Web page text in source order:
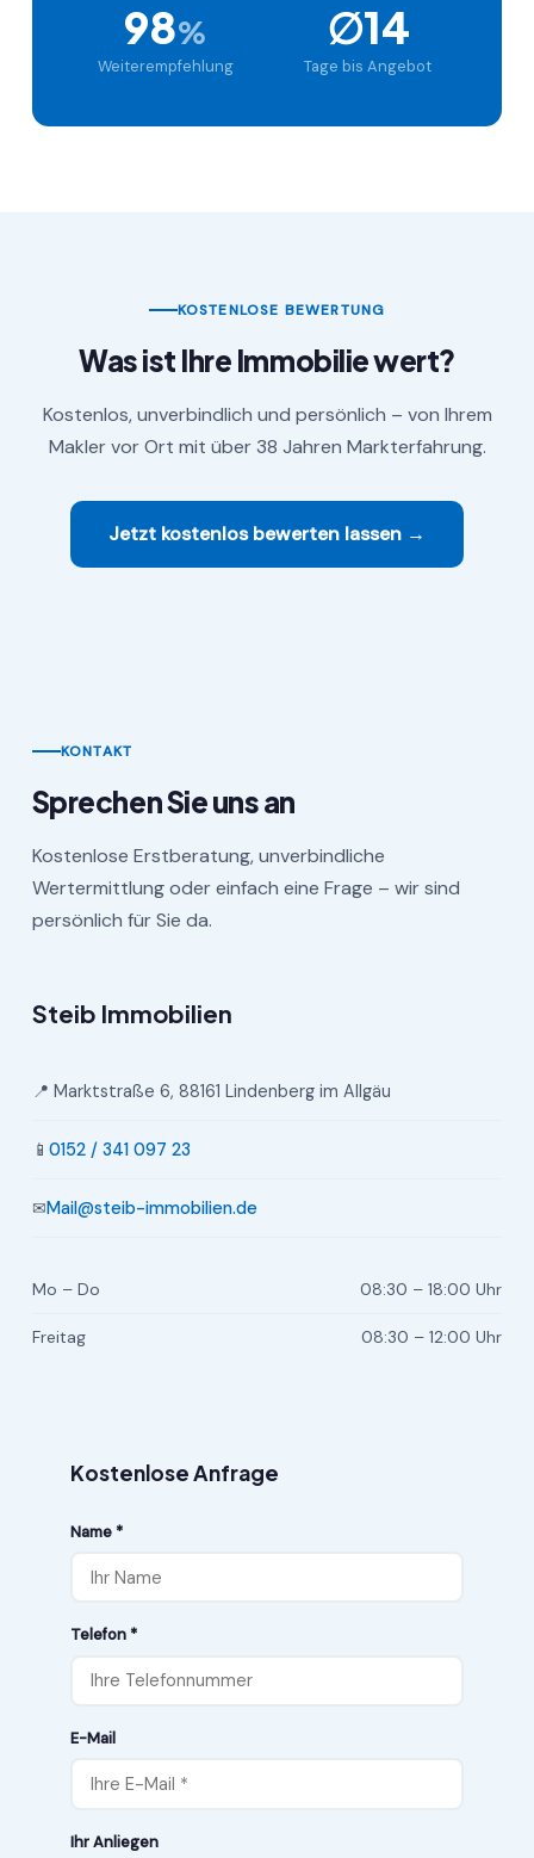
98%
Weiterempfehlung
∅14
Tage bis Angebot
KOSTENLOSE BEWERTUNG
Was ist Ihre Immobilie wert?
Kostenlos, unverbindlich und persönlich – von Ihrem
Makler vor Ort mit über 38 Jahren Markterfahrung.
Jetzt kostenlos bewerten lassen →
KONTAKT
Sprechen Sie uns an
Kostenlose Erstberatung, unverbindliche
Wertermittlung oder einfach eine Frage – wir sind
persönlich für Sie da.
Steib Immobilien
📍 Marktstraße 6, 88161 Lindenberg im Allgäu
📱 0152 / 341 097 23
✉Mail@steib-immobilien.de
Mo – Do 08:30 – 18:00 Uhr
Freitag 08:30 – 12:00 Uhr
Kostenlose Anfrage
Name *
Telefon *
E-Mail
Ihr Anliegen